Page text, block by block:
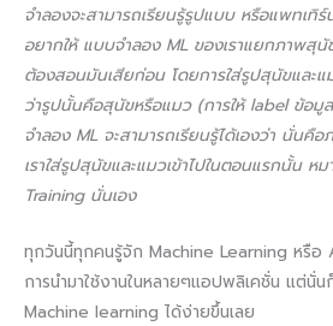
จำลองจะสามารถเรียนรู้รูปแบบ หรือแพทเทิร์
อยากให้ แบบจำลอง ML ของเราแยกภาพสุนั
ต้องสอนมันเสียก่อน โดยการใส่รูปสุนัขและ
ว่ารูปนั้นคือสุนัขหรือแมว (การให้ label ข้อ
จำลอง ML จะสามารถเรียนรู้ได้เองว่า นั่นคื
เราใส่รูปสุนัขและแมวเข้าไปในตอนแรกนั้น ห
Training นั่นเอง
ทุกวันนี้ทุกคนรู้จัก Machine Learning หรือ
การนำมาใช้งานในหลายๆแอปพลิเคชั่น แต่นั่นก็
Machine learning ได้ง่ายขึ้นเลย